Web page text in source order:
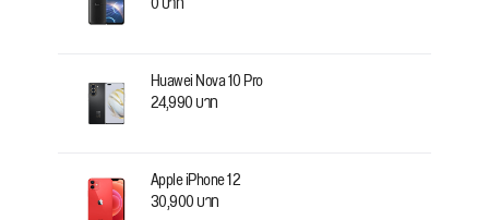
Huawei Nova 10 Pro
24,990 บาท
Apple iPhone 12
30,900 บาท